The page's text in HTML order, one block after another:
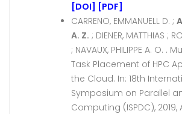
[DOI] [PDF]
CARRENO, EMMANUELL D. ;
A. Z. ; DIENER, MATTHIAS ;
; NAVAUX, PHILIPPE A. O. .
Task Placement of HPC
the Cloud. In: 18th
Symposium on Parallel
Computing (ISPDC),